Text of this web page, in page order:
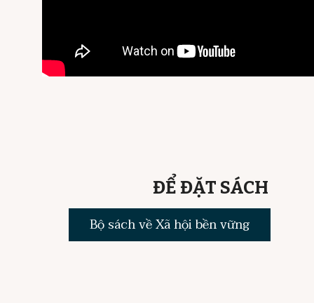
ĐỂ ĐẶT SÁCH
Bộ sách về Xã hội bền vững